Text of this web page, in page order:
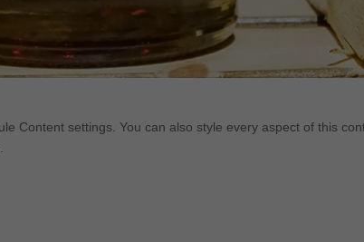
Content settings. You can also style every aspect of this
Informationen anonym. Diese Informationen helfen uns zu
unsere Website nutzen.
Cookie-Informationen anzeigen
von Drittanbietern oder Publishern verwendet, um
Sie tun dies, indem sie Besucher über Websites